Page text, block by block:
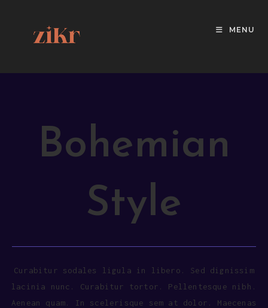
MENU
Bohemian
Style
Curabitur sodales ligula in libero. Sed dignissim
lacinia nunc. Curabitur tortor. Pellentesque nibh.
Aenean quam. In scelerisque sem at dolor. Maecenas